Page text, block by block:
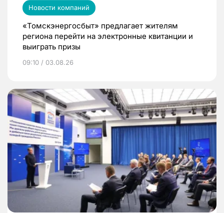
Новости компаний
«Томскэнергосбыт» предлагает жителям
региона перейти на электронные квитанции и
выиграть призы
09:10 / 03.08.26